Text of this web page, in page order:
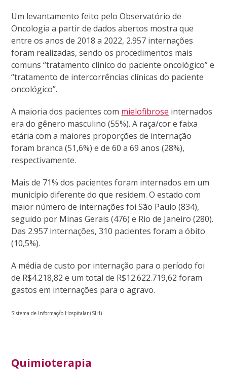
Um levantamento feito pelo Observatório de
Oncologia a partir de dados abertos mostra que
entre os anos de 2018 a 2022, 2.957 internações
foram realizadas, sendo os procedimentos mais
comuns “tratamento clínico do paciente oncológico” e
“tratamento de intercorrências clínicas do paciente
oncológico”.
A maioria dos pacientes com mielofibrose internados
era do gênero masculino (55%). A raça/cor e faixa
etária com a maiores proporções de internação
foram branca (51,6%) e de 60 a 69 anos (28%),
respectivamente.
Mais de 71% dos pacientes foram internados em um
município diferente do que residem. O estado com
maior número de internações foi São Paulo (834),
seguido por Minas Gerais (476) e Rio de Janeiro (280).
Das 2.957 internações, 310 pacientes foram a óbito
(10,5%).
A média de custo por internação para o período foi
de R$4.218,82 e um total de R$12.622.719,62 foram
gastos em internações para o agravo.
Sistema de Informação Hospitalar (SIH)
Quimioterapia